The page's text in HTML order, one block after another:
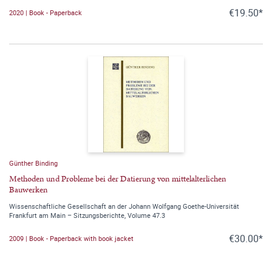
2020 | Book - Paperback €19.50*
Günther Binding
Methoden und Probleme bei der Datierung von mittelalterlichen
Bauwerken
Wissenschaftliche Gesellschaft an der Johann Wolfgang Goethe-Universität
Frankfurt am Main – Sitzungsberichte, Volume 47.3
2009 | Book - Paperback with book jacket €30.00*